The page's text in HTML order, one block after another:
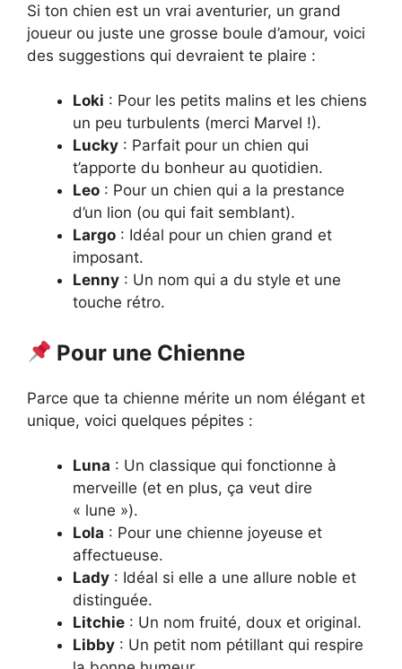
Si ton chien est un vrai aventurier, un grand
joueur ou juste une grosse boule d’amour, voici
des suggestions qui devraient te plaire :
Loki : Pour les petits malins et les chiens
un peu turbulents (merci Marvel !).
Lucky : Parfait pour un chien qui
t’apporte du bonheur au quotidien.
Leo : Pour un chien qui a la prestance
d’un lion (ou qui fait semblant).
Largo : Idéal pour un chien grand et
imposant.
Lenny : Un nom qui a du style et une
touche rétro.
Pour une Chienne
Parce que ta chienne mérite un nom élégant et
unique, voici quelques pépites :
Luna : Un classique qui fonctionne à
merveille (et en plus, ça veut dire
« lune »).
Lola : Pour une chienne joyeuse et
affectueuse.
Lady : Idéal si elle a une allure noble et
distinguée.
Litchie : Un nom fruité, doux et original.
Libby : Un petit nom pétillant qui respire